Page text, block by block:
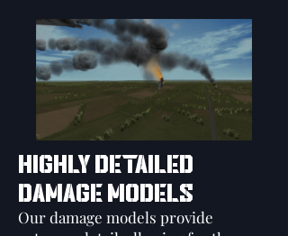
HIGHLY DETAILED
DAMAGE MODELS
Our damage models provide